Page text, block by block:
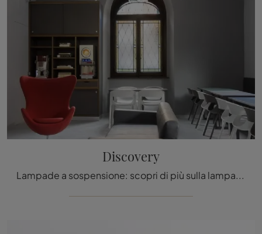
Discovery
Lampade a sospensione: scopri di più sulla lampada Discovery in metallo che ti presentiamo.